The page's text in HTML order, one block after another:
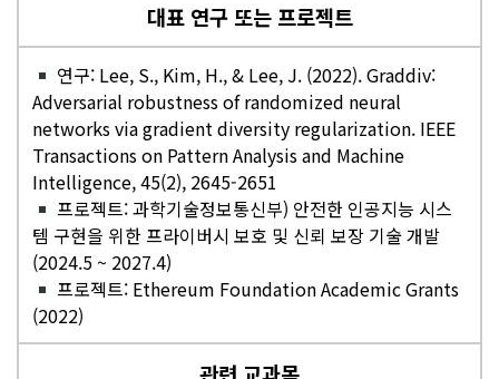
대표 연구 또는 프로젝트
연구: Lee, S., Kim, H., & Lee, J. (2022). Graddiv:
Adversarial robustness of randomized neural
networks via gradient diversity regularization. IEEE
Transactions on Pattern Analysis and Machine
Intelligence, 45(2), 2645-2651
프로젝트: 과학기술정보통신부) 안전한 인공지능 시스
템 구현을 위한 프라이버시 보호 및 신뢰 보장 기술 개발
(2024.5 ~ 2027.4)
프로젝트: Ethereum Foundation Academic Grants
(2022)